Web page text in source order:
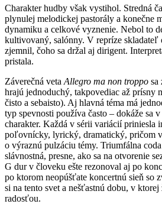
Charakter hudby však vystihol. Stredná
plynulej melodickej pastorály a konečne
dynamiku a celkové vyznenie. Nebol to
kultivovaný, salónny. V repríze skladateľ
zjemnil, čoho sa držal aj dirigent.
pristala.
Záverečná veta Allegro ma non troppo sa
hrajú jednoduchý, takpovediac až prísny
čisto a sebaisto). Aj hlavná téma má
typ spevnosti používa často – dokáže sa
charakter. Každá v sérii variácií priniesla
poľovnícky, lyrický, dramatický, pričom
o výraznú pulzáciu témy. Triumfálna
slávnostná, presne, ako sa na otvorenie
G dur v človeku ešte rezonoval aj po
po ktorom neopúšťate koncertnú sieň so
si na tento svet a nešťastnú dobu, v
radosťou.